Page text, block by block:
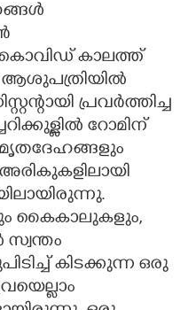
കൊവിഡ് കാലത്ത്
ആശുപത്രിയിൽ
പ്രവർത്തിച്ച
റോമിന്
മൃതദേഹങ്ങളും
കൈകാലുകളും,​
കിടക്കുന്ന ഒരു